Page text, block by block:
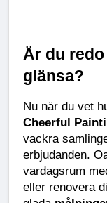
Är du
glänsa?
Nu när du vet
Cheerful
vackra
erbjudanden.
vardagsrum
eller renovera